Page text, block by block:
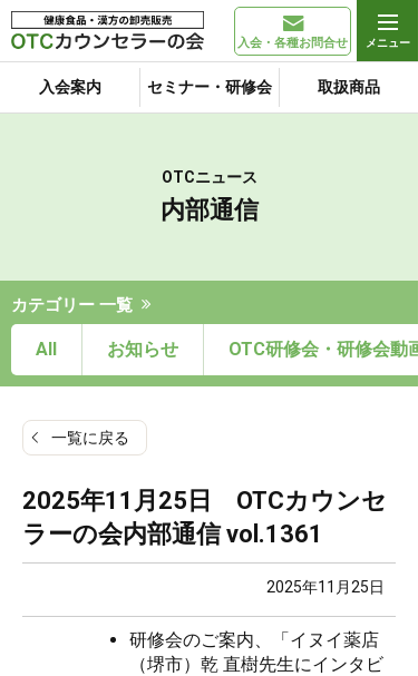
入会・各種お問合せ
入会案内 セミナー・研修会 取扱商品
OTCニュース
内部通信
カテゴリー 一覧
All お知らせ OTC研修会・研修会動画
一覧に戻る
2025年11月25日 OTCカウンセ
ラーの会内部通信 vol.1361
2025年11月25日
研修会のご案内、「イヌイ薬店
（堺市）乾 直樹先生にインタビ